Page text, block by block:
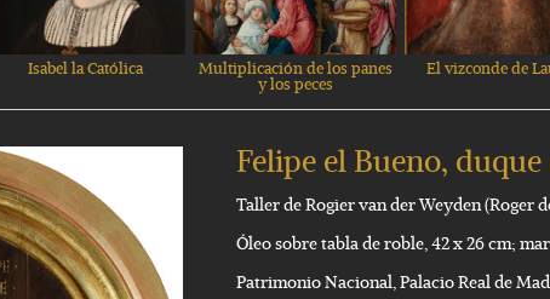
Isabel la Católica Multiplicación de los panes
y los peces
El vizconde de
Felipe el Bueno,
Taller de Rogier van der Weyden (Roger
Óleo sobre tabla de roble, 42 x 26 cm;
Patrimonio Nacional, Palacio Real de